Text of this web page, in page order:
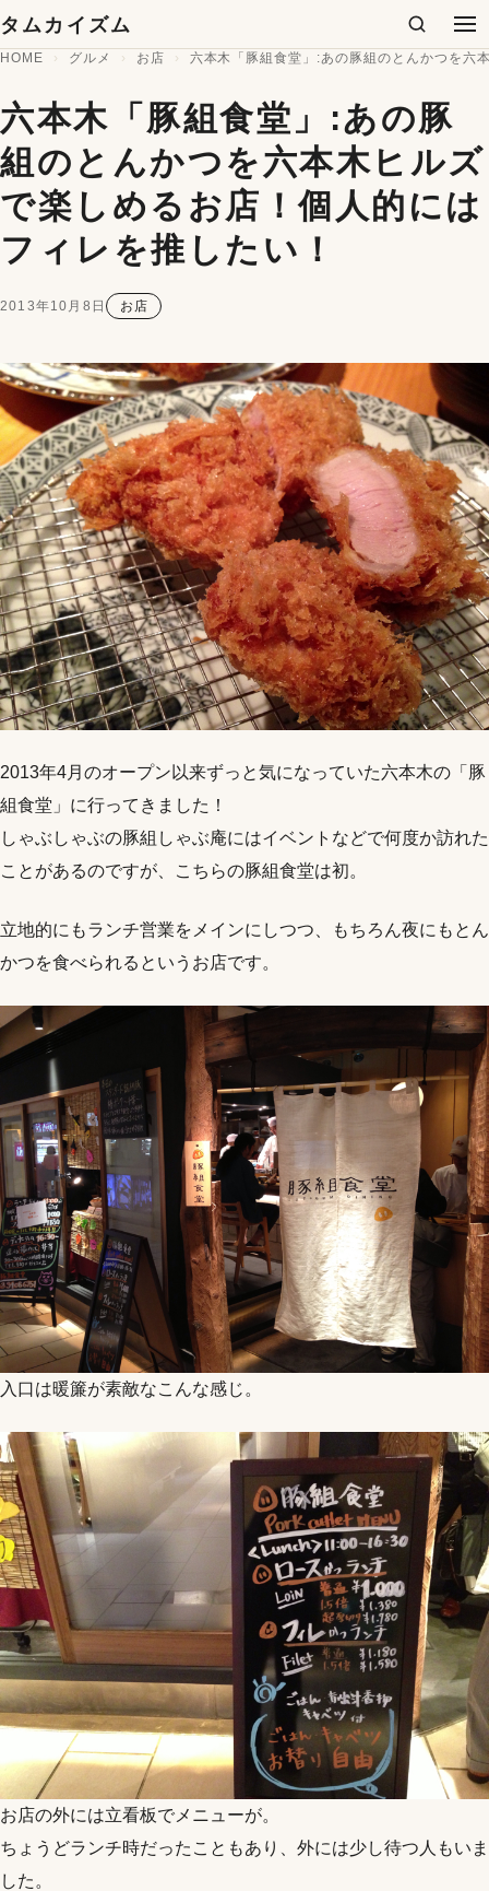
コンテンツへスキップ
タムカイズム 検索 メ
HOME グルメ お店 六本木「豚組食堂」:あの豚組のとんかつを六
六本木「豚組食堂」:あの豚
組のとんかつを六本木ヒルズ
で楽しめるお店！個人的には
フィレを推したい！
2013年10月8日 お店
2013年4月のオープン以来ずっと気になっていた六本木の「豚
組食堂」に行ってきました！
しゃぶしゃぶの豚組しゃぶ庵にはイベントなどで何度か訪れた
ことがあるのですが、こちらの豚組食堂は初。
立地的にもランチ営業をメインにしつつ、もちろん夜にもとん
かつを食べられるというお店です。
入口は暖簾が素敵なこんな感じ。
お店の外には立看板でメニューが。
ちょうどランチ時だったこともあり、外には少し待つ人もいま
した。